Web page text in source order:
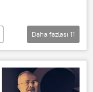
Daha fazlası 11